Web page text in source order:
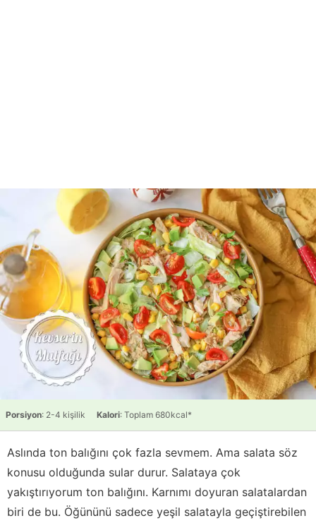
Porsiyon: 2-4 kişilik Kalori: Toplam 680kcal*
Aslında ton balığını çok fazla sevmem. Ama salata söz
konusu olduğunda sular durur. Salataya çok
yakıştırıyorum ton balığını. Karnımı doyuran salatalardan
biri de bu. Öğününü sadece yeşil salatayla geçiştirebilen